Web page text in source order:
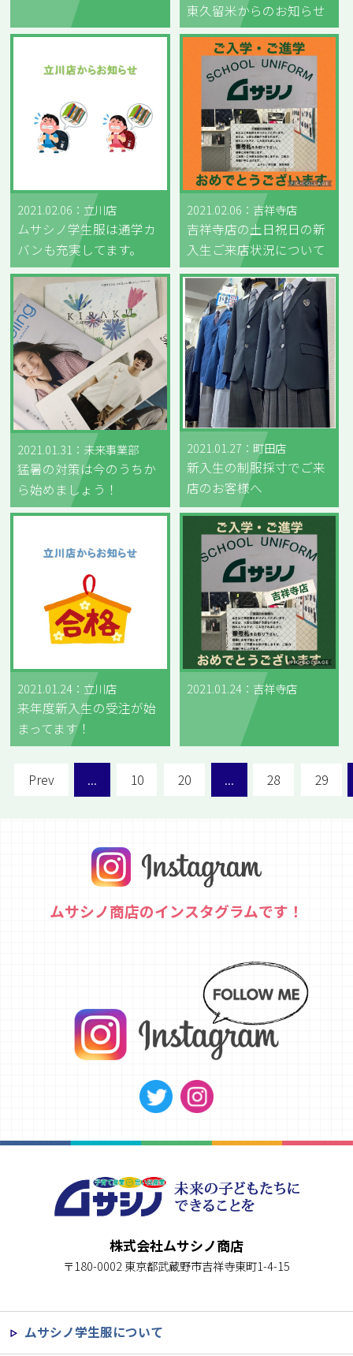
東久留米からのお知らせ
2021.02.06：立川店
ムサシノ学生服は通学カ
バンも充実してます。
2021.02.06：吉祥寺店
吉祥寺店の土日祝日の新
入生ご来店状況について
2021.01.31：未来事業部
猛暑の対策は今のうちか
ら始めましょう！
2021.01.27：町田店
新入生の制服採寸でご来
店のお客様へ
2021.01.24：立川店
来年度新入生の受注が始
まってます！
2021.01.24：吉祥寺店
Prev ... 10 20 ... 28 29
ムサシノ商店のインスタグラムです！
株式会社ムサシノ商店
〒180-0002 東京都武蔵野市吉祥寺東町1-4-15
ムサシノ学生服について